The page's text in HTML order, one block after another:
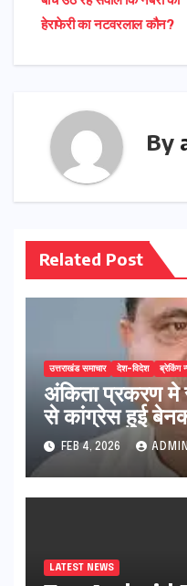
o o
navigation
हेराफेरी का नटवरलाल कौन?
By
Related Post
उत्तराखंड समाचार देश-विदेश ब्रेकिंग
अंकिता प्रकरण मे
से कांग्रेस हुई
FEB 4, 2026 ADMIN
LATEST NEWS